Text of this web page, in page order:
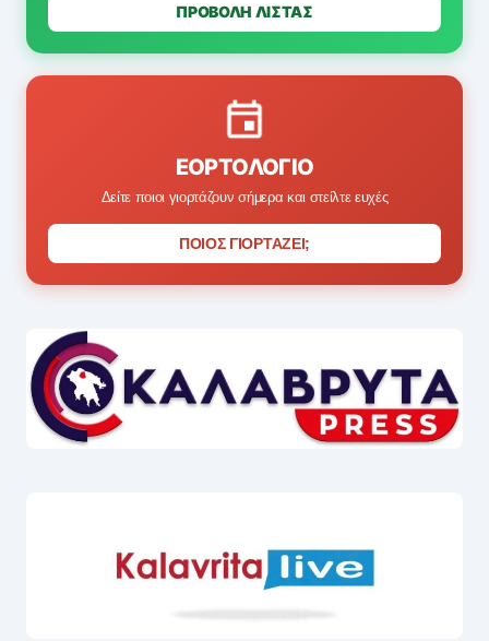
ΠΡΟΒΟΛΗ ΛΙΣΤΑΣ
ΕΟΡΤΟΛΌΓΙΟ
Δείτε ποιοι γιορτάζουν σήμερα και στείλτε ευχές
ΠΟΙΟΣ ΓΙΟΡΤΑΖΕΙ;